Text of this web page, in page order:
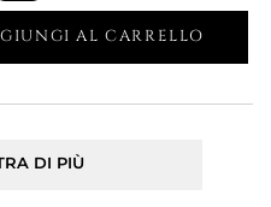
AL CARRELLO
DI PIÙ